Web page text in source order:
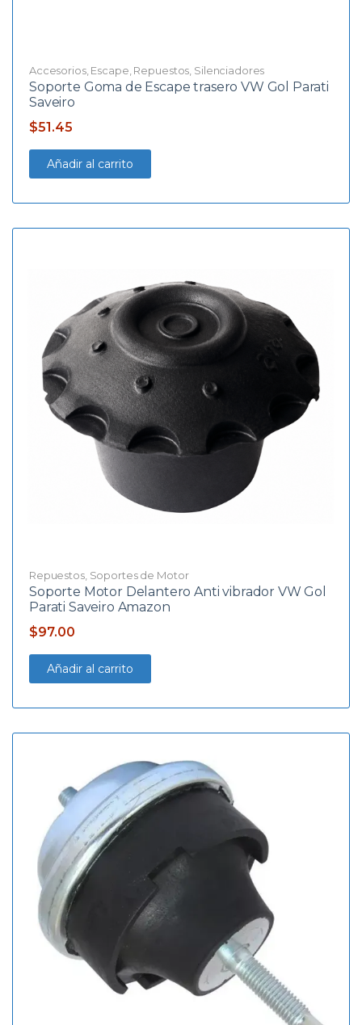
Accesorios,Escape,Repuestos, Silenciadores
Soporte Goma de Escape trasero VW Gol Parati
Saveiro
$51.45
Añadir al carrito
Repuestos, Soportes de Motor
Soporte Motor Delantero Anti vibrador VW Gol
Parati Saveiro Amazon
$97.00
Añadir al carrito